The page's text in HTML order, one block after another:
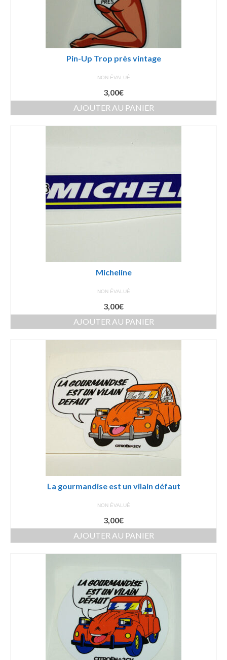
Pin-Up Trop près vintage
NON ÉVALUÉ
3,00€
AJOUTER AU PANIER
Micheline
NON ÉVALUÉ
3,00€
AJOUTER AU PANIER
La gourmandise est un vilain défaut
NON ÉVALUÉ
3,00€
AJOUTER AU PANIER